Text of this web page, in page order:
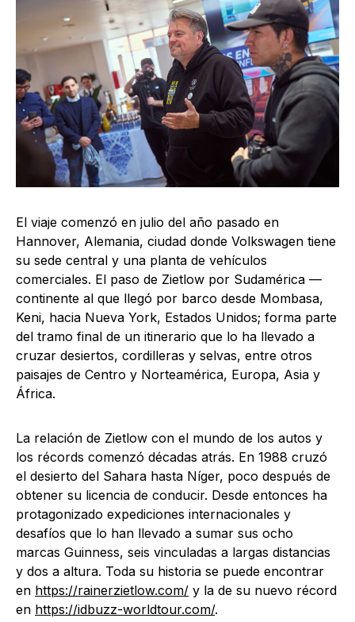
El viaje comenzó en julio del año pasado en
Hannover, Alemania, ciudad donde Volkswagen tiene
su sede central y una planta de vehículos
comerciales. El paso de Zietlow por Sudamérica —
continente al que llegó por barco desde Mombasa,
Keni, hacia Nueva York, Estados Unidos; forma parte
del tramo final de un itinerario que lo ha llevado a
cruzar desiertos, cordilleras y selvas, entre otros
paisajes de Centro y Norteamérica, Europa, Asia y
África.
La relación de Zietlow con el mundo de los autos y
los récords comenzó décadas atrás. En 1988 cruzó
el desierto del Sahara hasta Níger, poco después de
obtener su licencia de conducir. Desde entonces ha
protagonizado expediciones internacionales y
desafíos que lo han llevado a sumar sus ocho
marcas Guinness, seis vinculadas a largas distancias
y dos a altura. Toda su historia se puede encontrar
en https://rainerzietlow.com/ y la de su nuevo récord
en https://idbuzz-worldtour.com/.